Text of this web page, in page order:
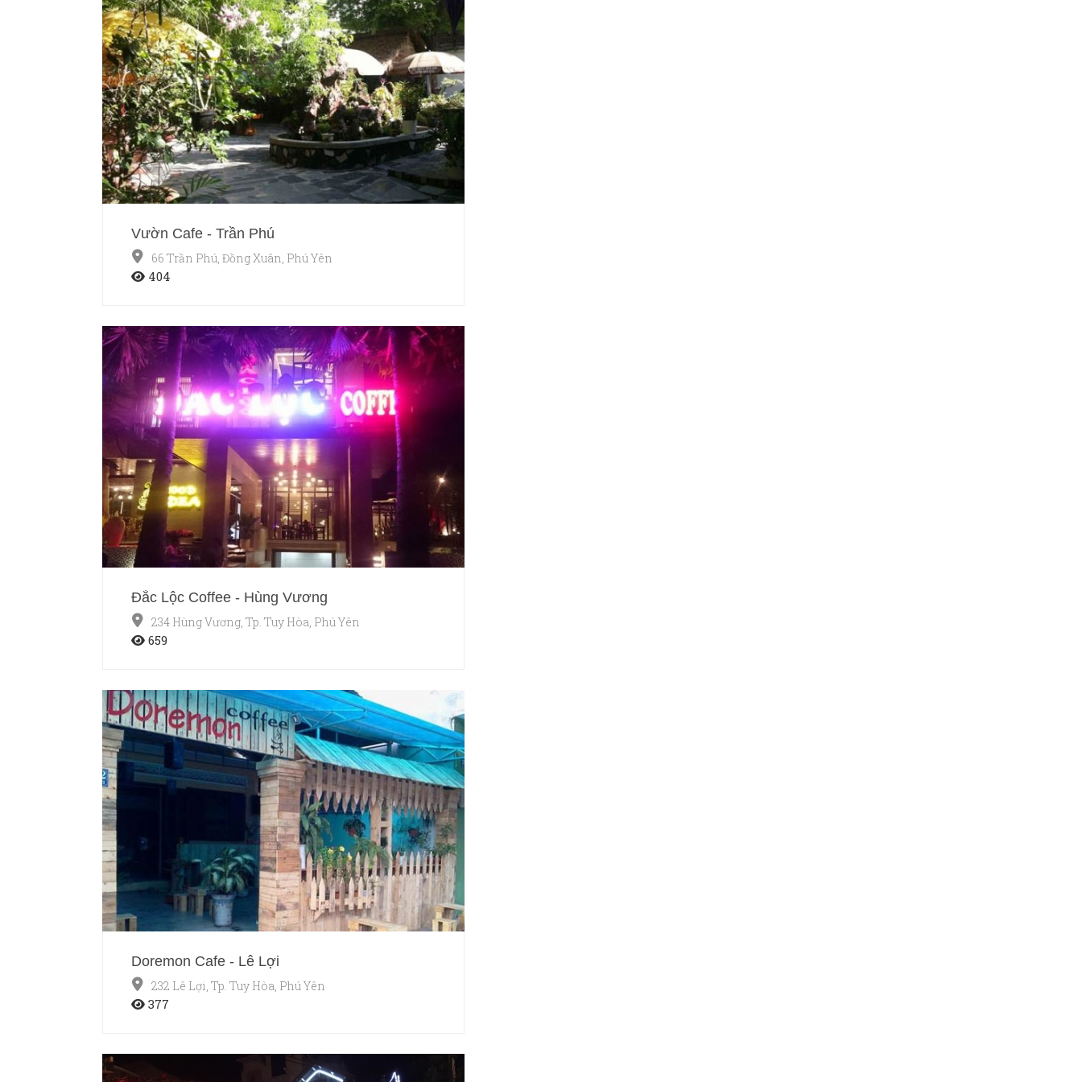
Vườn Cafe - Trần Phú
66 Trần Phú, Đồng Xuân, Phú Yên
404
Đắc Lộc Coffee - Hùng Vương
234 Hùng Vương, Tp. Tuy Hòa, Phú Yên
659
Doremon Cafe - Lê Lợi
232 Lê Lợi, Tp. Tuy Hòa, Phú Yên
377